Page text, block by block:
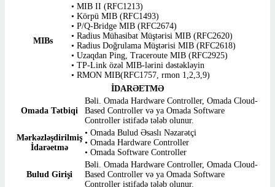
MIBs
• MIB II (RFC1213)
• Körpü MIB (RFC1493)
• P/Q-Bridge MIB (RFC2674)
• Radius Mühasibat Müştərisi MIB (RFC2620)
• Radius Doğrulama Müştərisi MIB (RFC2618)
• Uzaqdan Ping, Traceroute MIB (RFC2925)
• TP-Link özəl MIB-lərini dəstəkləyin
• RMON MIB(RFC1757, rmon 1,2,3,9)
İDARƏETMƏ
Omada Tətbiqi
Bəli. Omada Hardware Controller, Omada Cloud-
Based Controller və ya Omada Software
Controller istifadə tələb olunur.
Mərkəzləşdirilmiş
İdarəetmə
• Omada Bulud Əsaslı Nəzarətçi
• Omada Hardware Controller
• Omada Software Controller
Bulud Girişi
Bəli. Omada Hardware Controller, Omada Cloud-
Based Controller və ya Omada Software
Controller istifadə tələb olunur.